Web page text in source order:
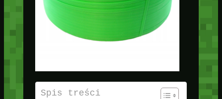
Spis treści